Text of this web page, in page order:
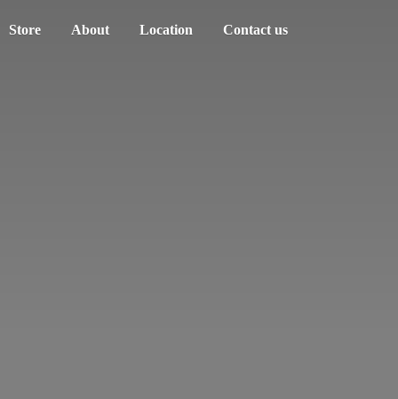
Store About Location Contact us